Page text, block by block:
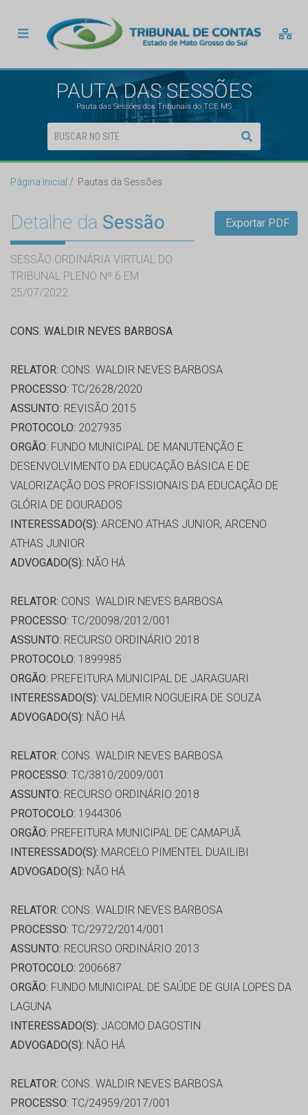
PAUTA DAS SESSÕES
Pauta das Sessões dos Tribunais do TCE MS
Página Inicial Pautas da Sessões
Detalhe da Sessão
SESSÃO ORDINÁRIA VIRTUAL DO
TRIBUNAL PLENO Nº 6 EM
25/07/2022
Exportar PDF
CONS. WALDIR NEVES BARBOSA
RELATOR: CONS. WALDIR NEVES BARBOSA
PROCESSO: TC/2628/2020
ASSUNTO: REVISÃO 2015
PROTOCOLO: 2027935
ORGÃO: FUNDO MUNICIPAL DE MANUTENÇÃO E
DESENVOLVIMENTO DA EDUCAÇÃO BÁSICA E DE
VALORIZAÇÃO DOS PROFISSIONAIS DA EDUCAÇÃO DE
GLÓRIA DE DOURADOS
INTERESSADO(S): ARCENO ATHAS JUNIOR, ARCENO
ATHAS JUNIOR
ADVOGADO(S): NÃO HÁ
RELATOR: CONS. WALDIR NEVES BARBOSA
PROCESSO: TC/20098/2012/001
ASSUNTO: RECURSO ORDINÁRIO 2018
PROTOCOLO: 1899985
ORGÃO: PREFEITURA MUNICIPAL DE JARAGUARI
INTERESSADO(S): VALDEMIR NOGUEIRA DE SOUZA
ADVOGADO(S): NÃO HÁ
RELATOR: CONS. WALDIR NEVES BARBOSA
PROCESSO: TC/3810/2009/001
ASSUNTO: RECURSO ORDINÁRIO 2018
PROTOCOLO: 1944306
ORGÃO: PREFEITURA MUNICIPAL DE CAMAPUÃ
INTERESSADO(S): MARCELO PIMENTEL DUAILIBI
ADVOGADO(S): NÃO HÁ
RELATOR: CONS. WALDIR NEVES BARBOSA
PROCESSO: TC/2972/2014/001
ASSUNTO: RECURSO ORDINÁRIO 2013
PROTOCOLO: 2006687
ORGÃO: FUNDO MUNICIPAL DE SAÚDE DE GUIA LOPES DA
LAGUNA
INTERESSADO(S): JACOMO DAGOSTIN
ADVOGADO(S): NÃO HÁ
RELATOR: CONS. WALDIR NEVES BARBOSA
PROCESSO: TC/24959/2017/001